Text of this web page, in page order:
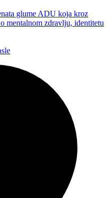
glume ADU koja kroz
mentalnom zdravlju, identitetu